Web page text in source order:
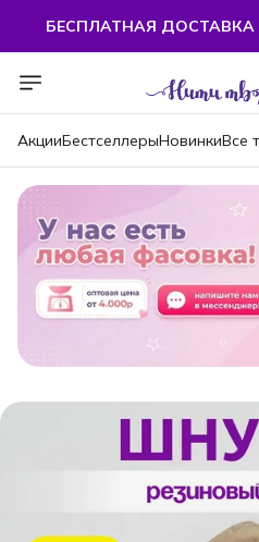
БЕСПЛАТНАЯ ДОСТАВКА
АкцииБестселлерыНовинкиВсе